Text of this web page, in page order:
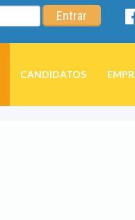
Entrar
CANDIDATOS